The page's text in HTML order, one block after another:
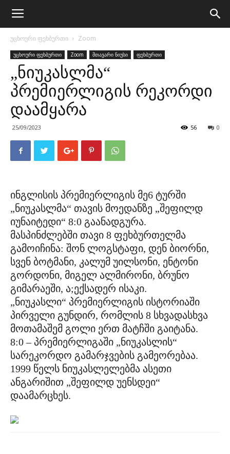
უცხოური ფეხბურთი Zoom
უცხოური ფეხბურთი Zoom მთავარი ნიუსი ფეხბურთი
„ნიუკასლმა“
პრემიერლიგის რეკორდი
დაამყარა
25/09/2023 0
56
ინგლისის პრემიერლიგის მე6 ტურში
„ნიუკასლმა“ თავის მოედანზე „შეფილდ
იუნაიტედი“ 8:0 გაანადგურა.
მასპინძლებში თავი 8 ფეხბურთელმა
გამოიჩინა: შონ ლოგსტაფი, დენ ბიორნი,
სვენ ბოტმანი, კალუმ უილსონი, ენტონი
გორდონი, მიგელ ალმირონი, ბრუნო
გიმარაეში, ა;ექსადერ ისაკი.
„ნიუკასლი“ პრემიერლიგის ისტორიაში
პირველი გუნდირ, რომლის 8 სხვადასხვა
მოთამაშემ გოლი ერთ მატჩში გაიტანა.
8:0 – პრემიერლიგაში „ნიუკასლის“
სარეკორდო გამარჯვების გამეორებაა.
1999 წელს ნიუკასლელებმა ასეთი
ანგარიშით „შეფილდ უენსდეი“
დაამარცხეს.